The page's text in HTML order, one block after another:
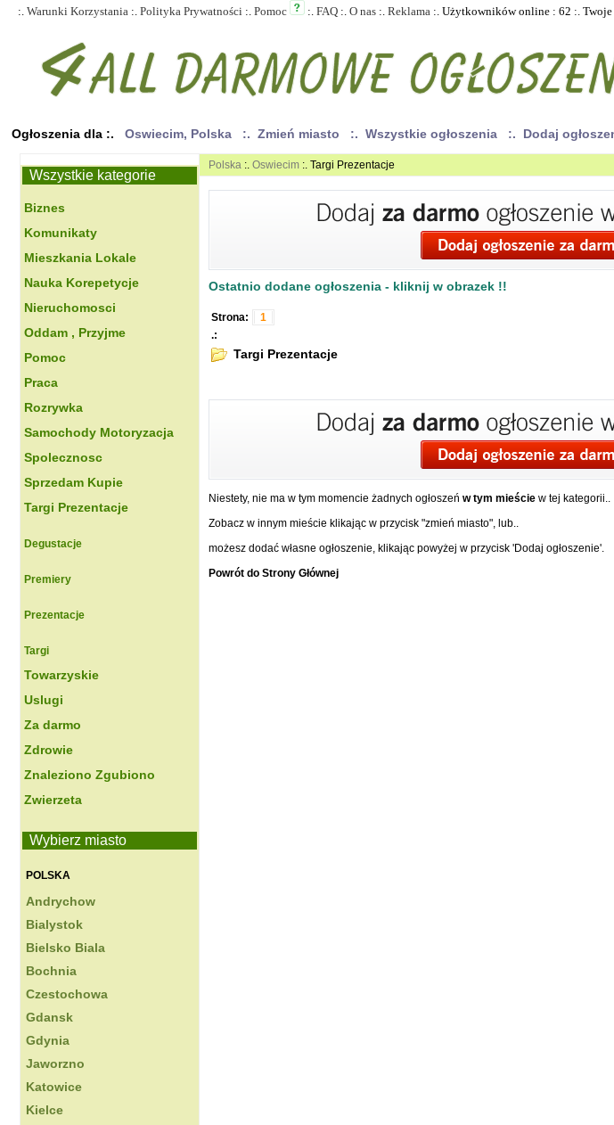
:. Warunki Korzystania :. Polityka Prywatności :. Pomoc :. FAQ :. O nas :. Reklama :. Użytkowników online : 62 :. Twoje
Ogłoszenia dla :.Oswiecim, Polska :. Zmień miasto :. Wszystkie ogłoszenia :. Dodaj
Wszystkie kategorie
Biznes
Komunikaty
Mieszkania Lokale
Nauka Korepetycje
Nieruchomosci
Oddam , Przyjme
Pomoc
Praca
Rozrywka
Samochody Motoryzacja
Spolecznosc
Sprzedam Kupie
Targi Prezentacje
Degustacje
Premiery
Prezentacje
Targi
Towarzyskie
Uslugi
Za darmo
Zdrowie
Znaleziono Zgubiono
Zwierzeta
Wybierz miasto
POLSKA
Andrychow
Bialystok
Bielsko Biala
Bochnia
Czestochowa
Gdansk
Gdynia
Jaworzno
Katowice
Kielce
Polska :. Oswiecim :. Targi Prezentacje
Ostatnio dodane ogłoszenia - kliknij w obrazek !!
Strona:
1
.:
Targi Prezentacje
Niestety, nie ma w tym momencie żadnych ogłoszeń w tym mieście w tej kategorii..
Zobacz w innym mieście klikając w przycisk "zmień miasto", lub..
możesz dodać własne ogłoszenie, klikając powyżej w przycisk 'Dodaj ogłoszenie'.
Powrót do Strony Głównej